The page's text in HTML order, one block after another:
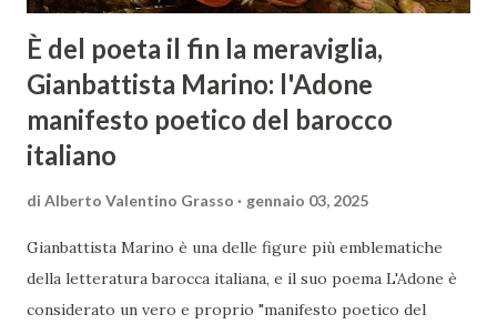
È del poeta il fin la meraviglia,
Gianbattista Marino: l'Adone
manifesto poetico del barocco
italiano
di Alberto Valentino Grasso gennaio 03, 2025
Gianbattista Marino è una delle figure più emblematiche
della letteratura barocca italiana, e il suo poema L'Adone è
considerato un vero e proprio "manifesto poetico del